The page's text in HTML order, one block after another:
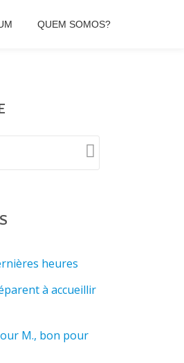
QUEM SOMOS?
heures
à accueillir
M., bon pour